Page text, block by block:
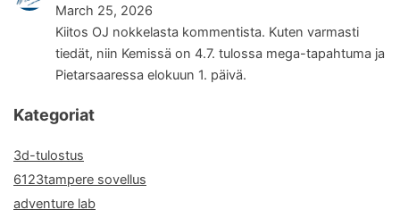
March 25, 2026
Kiitos OJ nokkelasta kommentista. Kuten varmasti
tiedät, niin Kemissä on 4.7. tulossa mega-tapahtuma ja
Pietarsaaressa elokuun 1. päivä.
Kategoriat
3d-tulostus
6123tampere sovellus
adventure lab